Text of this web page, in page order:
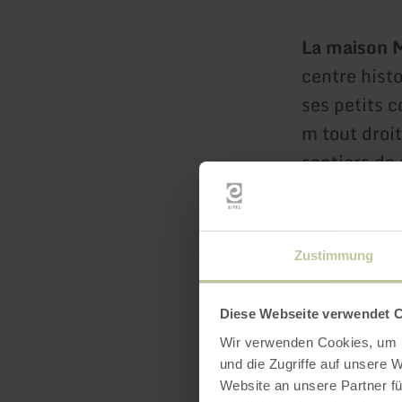
Zustimmung
Diese Webseite verwendet
Wir verwenden Cookies,
und die Zugriffe auf unsere
Website an unsere Partner
La maison
centre
ses petits
m tout
sentiers de
en
un
la galerie,
Après une
dans la